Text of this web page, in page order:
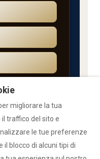
migliorare la tua
traffico del sito e
le tue preferenze
il blocco di alcuni tipi di